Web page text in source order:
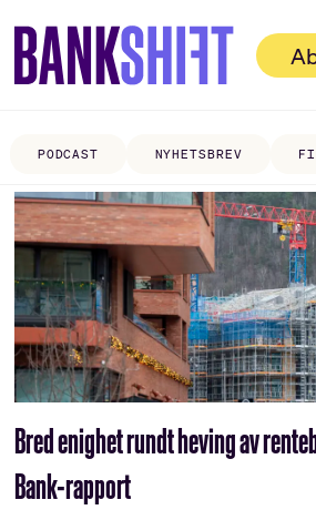
PODCAST NYHETSBREV
Tag:
sparebank
1
Bred enighet rundt heving av
Bank-rapport